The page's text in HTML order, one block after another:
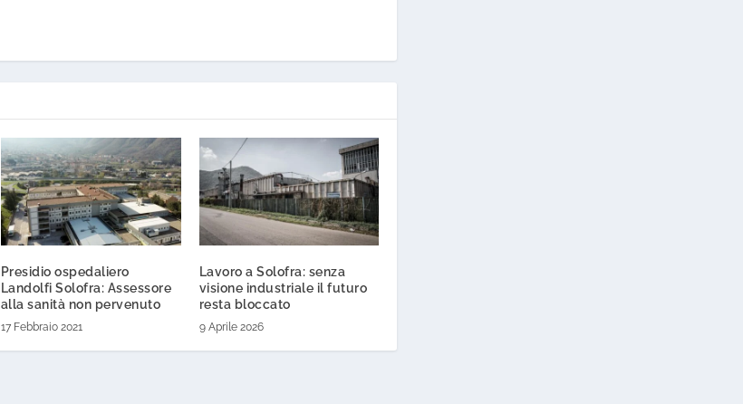
Presidio ospedaliero
Landolfi Solofra: Assessore
alla sanità non pervenuto
17 Febbraio 2021
Lavoro a Solofra: senza
visione industriale il futuro
resta bloccato
9 Aprile 2026